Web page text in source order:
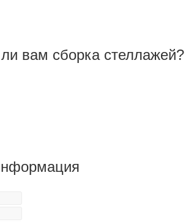
вам сборка стеллажей?